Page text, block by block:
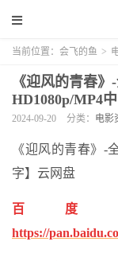
当前位置： 会飞的鱼 >
《迎风的青春
HD1080p/MP4
2024-09-20 分类： 电影
《迎风的青春》-
字】云网盘
百
https://